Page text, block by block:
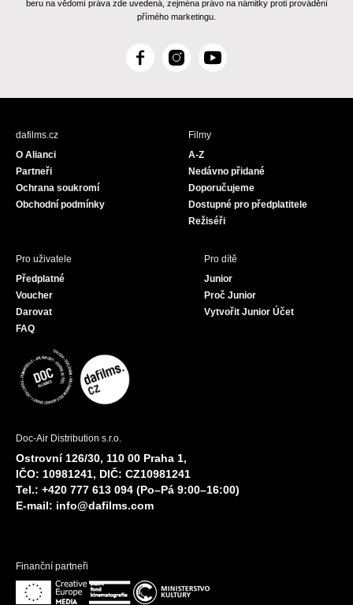
beru na vědomí práva zde uvedená, zejména právo na námitky proti provádění
přímého marketingu.
F
c
I
s
Y
u
dafilms.cz
O Alianci
Partneři
Ochrana soukromí
Obchodní podmínky
Filmy
A-Z
Nedávno přidané
Doporučujeme
Dostupné pro předplatitele
Režiséři
Pro uživatele
Předplatné
Voucher
Darovat
FAQ
Pro dítě
Junior
Proč Junior
Vytvořit Junior Účet
Doc-Air Distribution s.r.o.
Ostrovní 126/30, 110 00 Praha 1,
IČO: 10981241, DIČ: CZ10981241
Tel.: +420 777 613 094 (Po–Pá 9:00–16:00)
E-mail: info@dafilms.com
Finanční partneři